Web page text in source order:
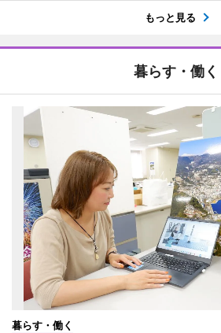
もっと見る
暮らす・働く
暮らす・働く